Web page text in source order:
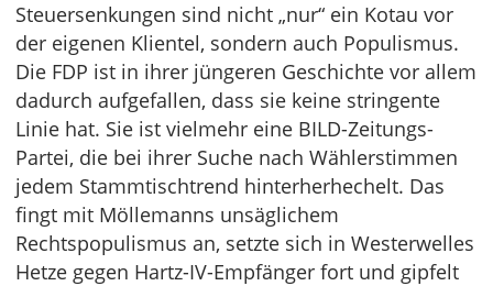
Steuersenkungen sind nicht „nur“ ein Kotau vor
der eigenen Klientel, sondern auch Populismus.
Die FDP ist in ihrer jüngeren Geschichte vor allem
dadurch aufgefallen, dass sie keine stringente
Linie hat. Sie ist vielmehr eine BILD-Zeitungs-
Partei, die bei ihrer Suche nach Wählerstimmen
jedem Stammtischtrend hinterherhechelt. Das
fingt mit Möllemanns unsäglichem
Rechtspopulismus an, setzte sich in Westerwelles
Hetze gegen Hartz-IV-Empfänger fort und gipfelt